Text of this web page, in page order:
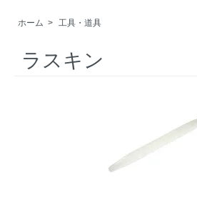
ホーム > 工具・道具
ラスキン